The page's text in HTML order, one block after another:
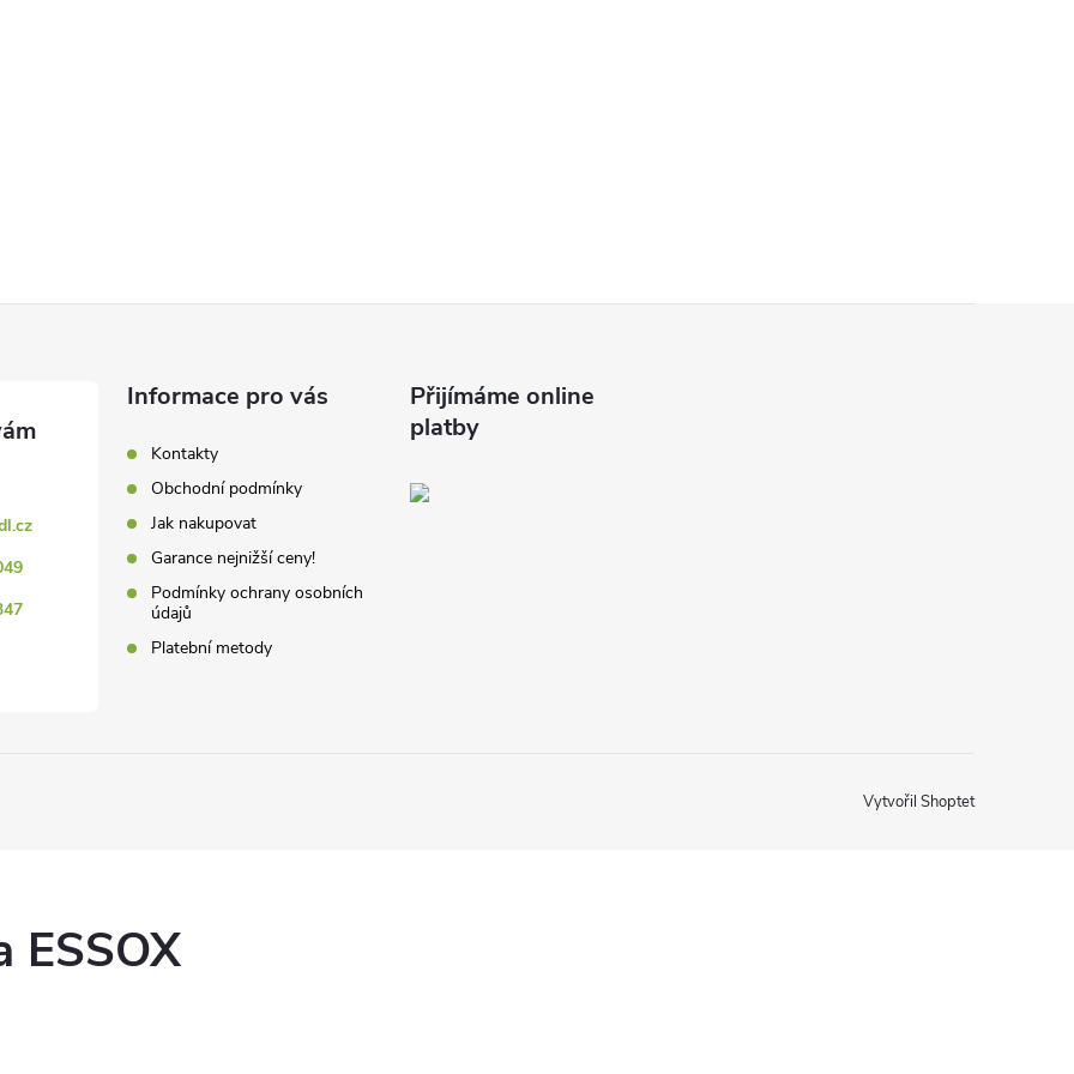
Informace pro vás
Kontakty
Obchodní podmínky
Jak nakupovat
Garance nejnižší ceny!
Podmínky ochrany osobních
údajů
Platební metody
Přijímáme online
platby
Vytvořil Shoptet
ESSOX